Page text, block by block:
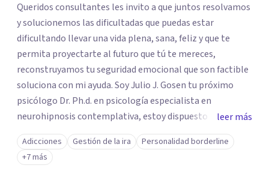
Queridos consultantes les invito a que juntos resolvamos
y solucionemos las dificultadas que puedas estar
dificultando llevar una vida plena, sana, feliz y que te
permita proyectarte al futuro que tú te mereces,
reconstruyamos tu seguridad emocional que son factible
soluciona con mi ayuda. Soy Julio J. Gosen tu próximo
psicólogo Dr. Ph.d. en psicología especialista en
neurohipnosis contemplativa, estoy dispuesto y deseoso
de acompañarte en este camino de auto descubrimiento
y crecimiento personal dejando atrás todo aquello que
nos impiden avanzar y ser exitosos.Vamos a transitar
leer más
Adicciones Gestión de la ira
Personalidad borderline
+7 más